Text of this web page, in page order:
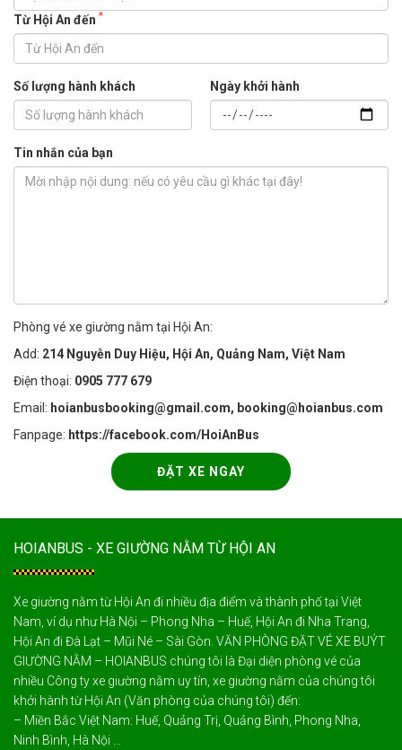
Từ Hội An đến *
Số lượng hành khách Ngày khởi hành
Tin nhắn của bạn
Phòng vé xe giường nằm tại Hội An:
Add: 214 Nguyễn Duy Hiệu, Hội An, Quảng Nam, Việt Nam
Điện thoại: 0905 777 679
Email: hoianbusbooking@gmail.com, booking@hoianbus.com
Fanpage: https://facebook.com/HoiAnBus
ĐẶT XE NGAY
HOIANBUS - XE GIƯỜNG NẰM TỪ HỘI AN
Xe giường nằm từ Hội An đi nhiều địa điểm và thành phố tại Việt
Nam, ví dụ như Hà Nội – Phong Nha – Huế, Hội An đi Nha Trang,
Hội An đi Đà Lạt – Mũi Né – Sài Gòn. VĂN PHÒNG ĐẶT VÉ XE BUÝT
GIƯỜNG NẰM – HOIANBUS chúng tôi là Đại diện phòng vé của
nhiều Công ty xe giường nằm uy tín, xe giường nằm của chúng tôi
khởi hành từ Hội An (Văn phòng của chúng tôi) đến:
– Miền Bắc Việt Nam: Huế, Quảng Trị, Quảng Bình, Phong Nha,
Ninh Bình, Hà Nội ...